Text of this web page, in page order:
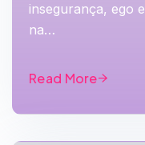
insegurança, ego
na…
Read More